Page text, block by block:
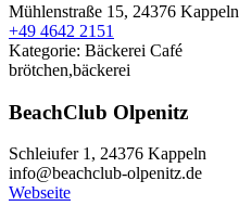
Mühlenstraße 15, 24376 Kappeln
+49 4642 2151
Kategorie: Bäckerei Café
brötchen,bäckerei
BeachClub Olpenitz
Schleiufer 1, 24376 Kappeln
info@beachclub-olpenitz.de
Webseite